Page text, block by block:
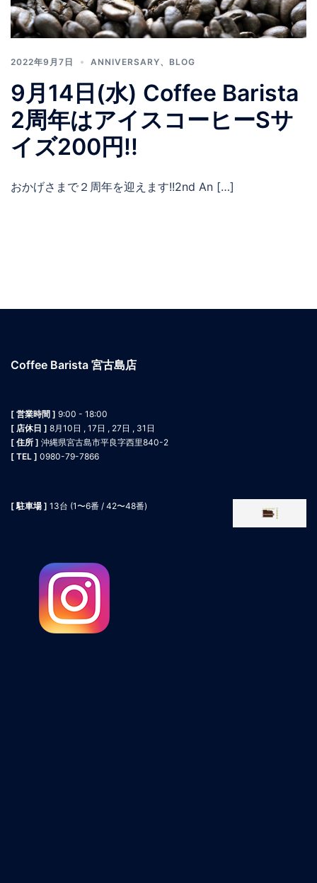
2022年9月7日 ANNIVERSARY、 BLOG
9月14日(水) Coffee Barista
2周年はアイスコーヒーSサ
イズ200円!!
おかげさまで２周年を迎えます!!2nd An […]
Coffee Barista 宮古島店
[ 営業時間 ] 9:00 - 18:00
[ 店休日 ] 8月10日 , 17日 , 27日 , 31日
[ 住所 ] 沖縄県宮古島市平良字西里840-2
[ TEL ] 0980-79-7866
[ 駐車場 ] 13台 (1〜6番 / 42〜48番)